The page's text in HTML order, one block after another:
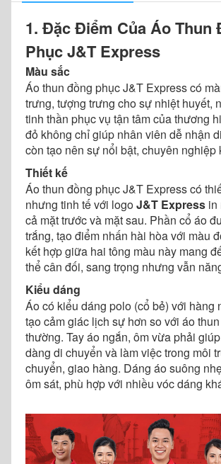
1. Đặc Điểm Của Áo Thun
Phục J&T Express
Màu sắc
Áo thun đồng phục J&T Express có
trưng, tượng trưng cho sự nhiệt huyết,
tinh thần phục vụ tận tâm của thương
đỏ không chỉ giúp nhân viên dễ nhận
còn tạo nên sự nổi bật, chuyên nghiệp
Thiết kế
Áo thun đồng phục J&T Express có
nhưng tinh tế với logoJ&T Express in
cả mặt trước và mặt sau. Phần cổ áo
trắng, tạo điểm nhấn hài hòa với màu
kết hợp giữa hai tông màu này mang
thể cân đối, sang trọng nhưng vẫn
Kiểu dáng
Áo có kiểu dáng polo (cổ bẻ) với hàng
tạo cảm giác lịch sự hơn so với áo
thường. Tay áo ngắn, ôm vừa phải
dàng di chuyển và làm việc trong môi
chuyển, giao hàng. Dáng áo suông
ôm sát, phù hợp với nhiều vóc dáng